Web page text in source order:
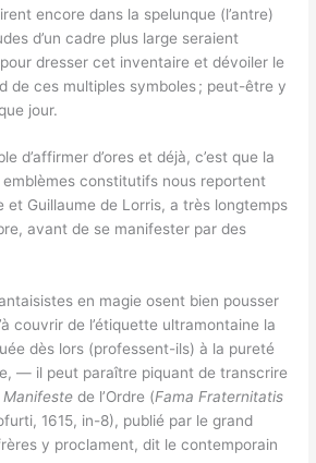
encore dans la spelunque (l’antre)
d’un cadre plus large seraient
dresser cet inventaire et dévoiler le
de ces multiples symboles ; peut-être y
jour.
d’affirmer d’ores et déjà, c’est que la
constitutifs nous reportent
et Guillaume de Lorris, a très longtemps
avant de se manifester par des
en magie osent bien pousser
couvrir de l’étiquette ultramontaine la
dès lors (professent-ils) à la pureté
— il peut paraître piquant de transcrire
Manifeste de l’Ordre (Fama Fraternitatis
1615, in-8), publié par le grand
y proclament, dit le contemporain